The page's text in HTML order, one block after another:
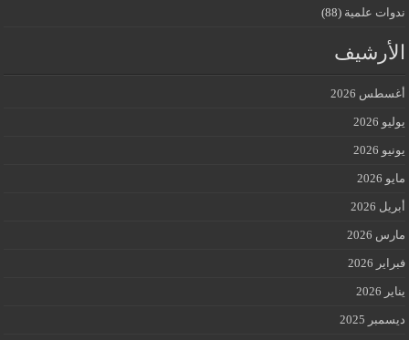
ندوات علمية (88)
الأرشيف
أغسطس 2026
يوليو 2026
يونيو 2026
مايو 2026
أبريل 2026
مارس 2026
فبراير 2026
يناير 2026
ديسمبر 2025